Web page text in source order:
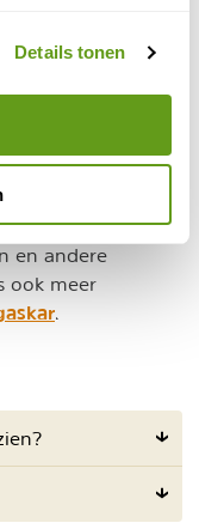
Details tonen
zijn
de beste tijd. Ifaty
specialiteiten.
en andere
ook meer